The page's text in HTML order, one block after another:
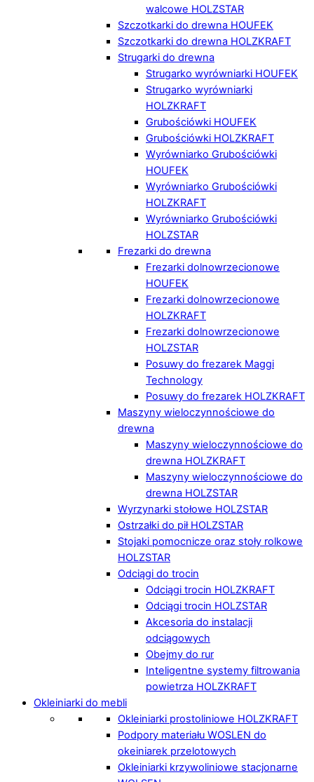
walcowe HOLZSTAR
Szczotkarki do drewna HOUFEK
Szczotkarki do drewna HOLZKRAFT
Strugarki do drewna
Strugarko wyrówniarki HOUFEK
Strugarko wyrówniarki
HOLZKRAFT
Grubościówki HOUFEK
Grubościówki HOLZKRAFT
Wyrówniarko Grubościówki
HOUFEK
Wyrówniarko Grubościówki
HOLZKRAFT
Wyrówniarko Grubościówki
HOLZSTAR
Frezarki do drewna
Frezarki dolnowrzecionowe
HOUFEK
Frezarki dolnowrzecionowe
HOLZKRAFT
Frezarki dolnowrzecionowe
HOLZSTAR
Posuwy do frezarek Maggi
Technology
Posuwy do frezarek HOLZKRAFT
Maszyny wieloczynnościowe do
drewna
Maszyny wieloczynnościowe do
drewna HOLZKRAFT
Maszyny wieloczynnościowe do
drewna HOLZSTAR
Wyrzynarki stołowe HOLZSTAR
Ostrzałki do pił HOLZSTAR
Stojaki pomocnicze oraz stoły rolkowe
HOLZSTAR
Odciągi do trocin
Odciągi trocin HOLZKRAFT
Odciągi trocin HOLZSTAR
Akcesoria do instalacji
odciągowych
Obejmy do rur
Inteligentne systemy filtrowania
powietrza HOLZKRAFT
Okleiniarki do mebli
Okleiniarki prostoliniowe HOLZKRAFT
Podpory materiału WOSLEN do
okeiniarek przelotowych
Okleiniarki krzywoliniowe stacjonarne